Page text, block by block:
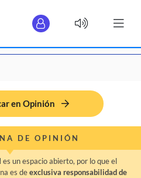
en Opinión
DE OPINIÓN
es un espacio abierto, por lo que el
es deexclusiva responsabilidad de